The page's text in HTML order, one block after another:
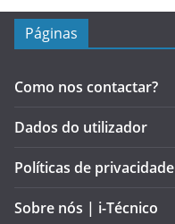
Páginas
Como nos contactar?
Dados do utilizador
Políticas de privacidade
Sobre nós | i-Técnico